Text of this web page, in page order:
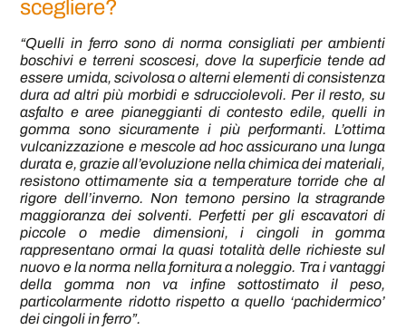
scegliere?
“Quelli in ferro sono di norma consigliati per ambienti
boschivi e terreni scoscesi, dove la superficie tende ad
essere umida, scivolosa o alterni elementi di consistenza
dura ad altri più morbidi e sdrucciolevoli. Per il resto, su
asfalto e aree pianeggianti di contesto edile, quelli in
gomma sono sicuramente i più performanti. L’ottima
vulcanizzazione e mescole ad hoc assicurano una lunga
durata e, grazie all’evoluzione nella chimica dei materiali,
resistono ottimamente sia a temperature torride che al
rigore dell’inverno. Non temono persino la stragrande
maggioranza dei solventi. Perfetti per gli escavatori di
piccole o medie dimensioni, i cingoli in gomma
rappresentano ormai la quasi totalità delle richieste sul
nuovo e la norma nella fornitura a noleggio. Tra i vantaggi
della gomma non va infine sottostimato il peso,
particolarmente ridotto rispetto a quello ‘pachidermico’
dei cingoli in ferro”.